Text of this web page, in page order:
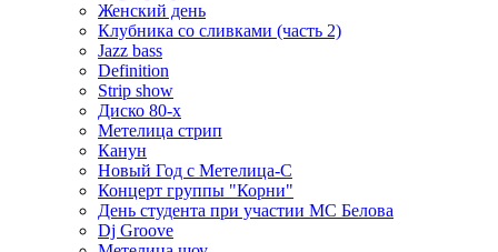
Женский день
Клубника со сливками (часть 2)
Jazz bass
Definition
Strip show
Диско 80-х
Метелица стрип
Канун
Новый Год с Метелица-С
Концерт группы "Корни"
День студента при участии МС Белова
Dj Groove